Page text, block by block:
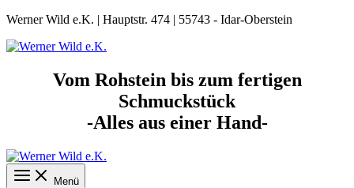
Zum
springen
Werner Wild e.K. | Hauptstr. 474 | 55743 - Idar-Oberstein
Vom Rohstein bis zum fertigen
Schmuckstück
-Alles aus einer Hand-
Menü